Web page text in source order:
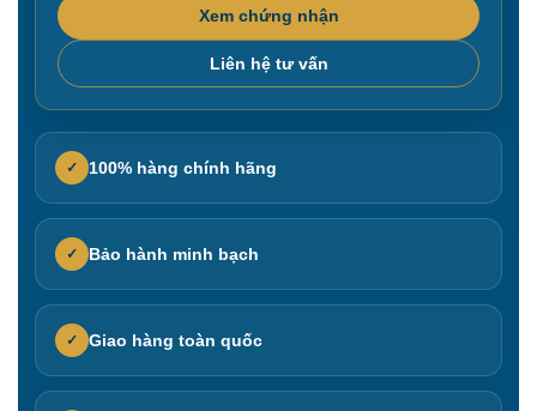
Xem chứng nhận
Liên hệ tư vấn
✓ 100% hàng chính hãng
✓ Bảo hành minh bạch
✓ Giao hàng toàn quốc